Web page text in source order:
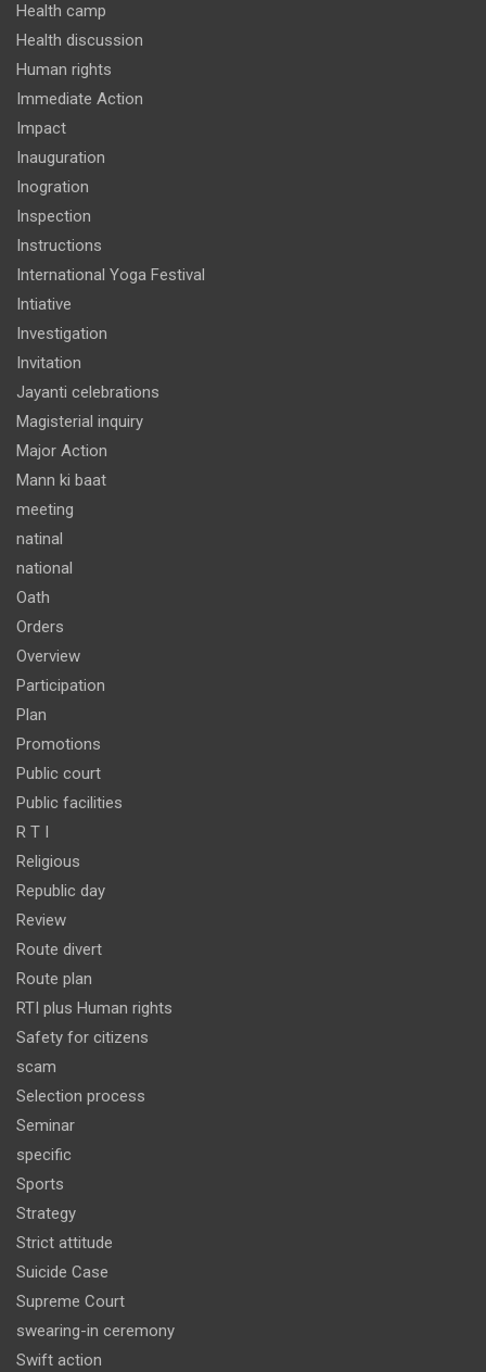
Health camp
Health discussion
Human rights
Immediate Action
Impact
Inauguration
Inogration
Inspection
Instructions
International Yoga Festival
Intiative
Investigation
Invitation
Jayanti celebrations
Magisterial inquiry
Major Action
Mann ki baat
meeting
natinal
national
Oath
Orders
Overview
Participation
Plan
Promotions
Public court
Public facilities
R T I
Religious
Republic day
Review
Route divert
Route plan
RTI plus Human rights
Safety for citizens
scam
Selection process
Seminar
specific
Sports
Strategy
Strict attitude
Suicide Case
Supreme Court
swearing-in ceremony
Swift action